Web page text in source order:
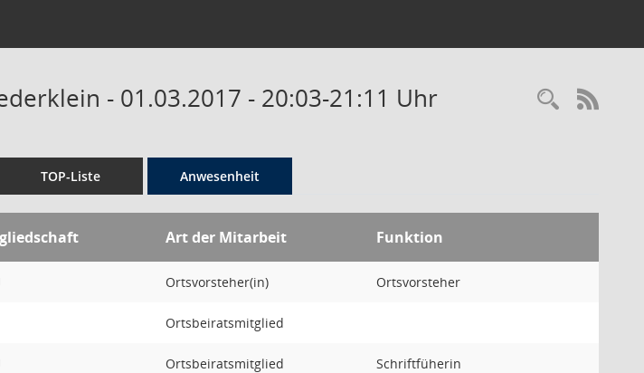
- 01.03.2017 - 20:03-21:11 Uhr
TOP-Liste Anwesenheit
Art der Mitarbeit Funktion
Ortsvorsteher(in) Ortsvorsteher
Ortsbeiratsmitglied
Ortsbeiratsmitglied Schriftfüherin